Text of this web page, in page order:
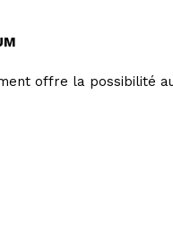
offre la possibilité